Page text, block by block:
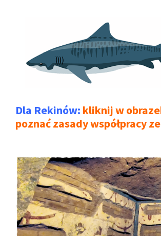
Dla Rekinów: kliknij w
poznać zasady współpracy